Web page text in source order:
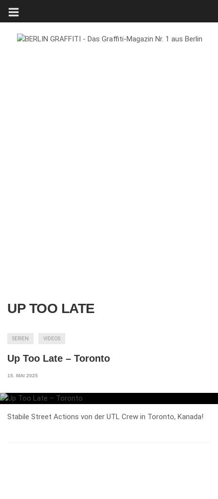
UP TOO LATE
SERIEN VIDEOS
Up Too Late – Toronto
15. MAI 2025
Stabile Street Actions von der UTL Crew in Toronto, Kanada!